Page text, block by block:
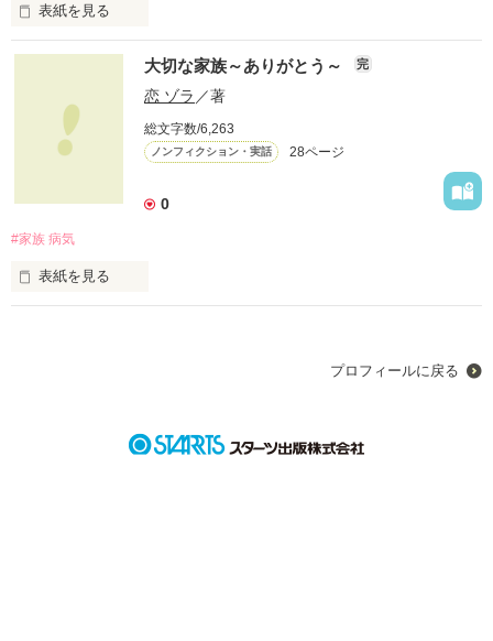
表紙を見る
遠距離恋愛している人は、共感するところがあると思います！
遠距離恋愛していない人も、恐らく楽しんで読めると思います
文章が多少ぐじゃぐじゃなとこがあると思いますが、読んでい
ただけたら嬉しいです＼(^-^)／
大切な家族～ありがとう～ 完
恋 ゾラ ／著
総文字数/6,263
ノンフィクション・実話 28ページ
0
#家族 病気
表紙を見る
みなさん、ありがとうございます‼
プロフィールに戻る